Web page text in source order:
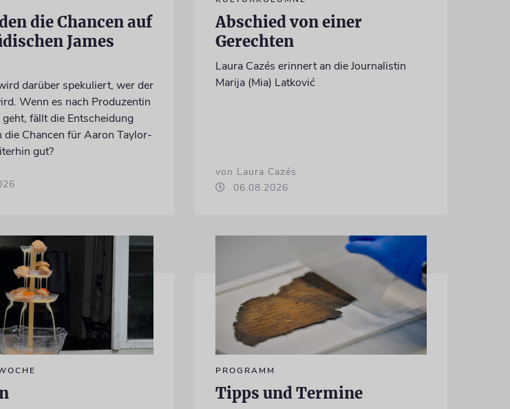
die Chancen auf
James
darüber spekuliert, wer der
Wenn es nach Produzentin
fällt die Entscheidung
die Chancen für Aaron Taylor-
gut?
Abschied von einer
Gerechten
Laura Cazés erinnert an die Journalistin
Marija (Mia) Latković
von Laura Cazés
06.08.2026
PROGRAMM
Tipps und Termine